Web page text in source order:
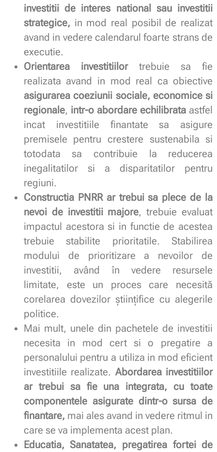
investitii de interes national sau investitii
strategice, in mod real posibil de realizat
avand in vedere calendarul foarte strans de
executie.
Orientarea investitiilortrebuie sa fie
realizata avand in mod real ca obiective
asigurarea coeziunii sociale, economice si
regionale, intr-o abordare echilibrata astfel
incat investitiile finantate sa asigure
premisele pentru crestere sustenabila si
totodata sa contribuie la reducerea
inegalitatilor si a disparitatilor pentru
regiuni.
Constructia PNRR ar trebui sa plece de la
nevoi de investitii majore, trebuie evaluat
impactul acestora si in functie de acestea
trebuie stabilite prioritatile. Stabilirea
modului de prioritizare a nevoilor de
investitii, având în vedere resursele
limitate, este un proces care necesită
corelarea dovezilor științifice cu alegerile
politice.
Mai mult, unele din pachetele de investitii
necesita in mod cert si o pregatire a
personalului pentru a utiliza in mod eficient
investitiile realizate. Abordarea investitiilor
ar trebui sa fie una integrata, cu toate
componentele asigurate dintr-o sursa de
finantare, mai ales avand in vedere ritmul in
care se va implementa acest plan.
Educatia, Sanatatea, pregatirea fortei de